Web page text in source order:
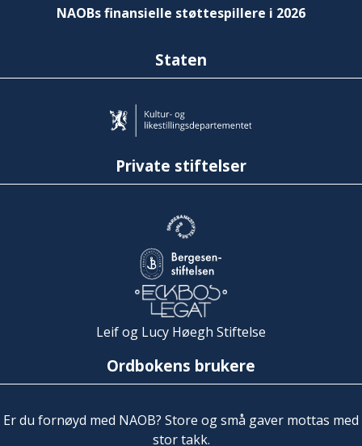
NAOBs finansielle støttespillere i 2026
Staten
Private stiftelser
Leif og Lucy Høegh Stiftelse
Ordbokens brukere
Er du fornøyd med NAOB? Store og små gaver mottas med
stor takk.